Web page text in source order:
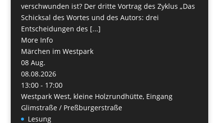
verschwunden ist? Der dritte Vortrag des Zyklus „Das
Schicksal des Wortes und des Autors: drei
Entscheidungen des [...]
More Info
Märchen im Westpark
08 Aug.
08.08.2026
13:00 - 17:00
Westpark West, kleine Holzrundhütte, Eingang
Glimstraße / Preßburgerstraße
Lesung